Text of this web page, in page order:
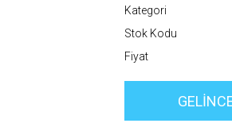
Kategori
Stok Kodu
Fiyat